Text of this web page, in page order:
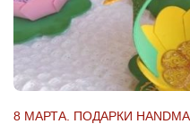
8 МАРТА. ПОДАРКИ